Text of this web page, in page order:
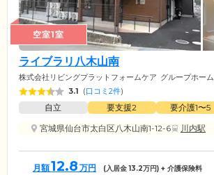
空室1室
ライブラリ八木山南
株式会社リビングプラットフォームケア グループホーム
3.1 (口コミ2件)
自立 要支援2 要介護1〜5
宮城県仙台市太白区八木山南1-12-6
川内駅
月額12.8 万円 (入居金13.2万円) + 介護保険料